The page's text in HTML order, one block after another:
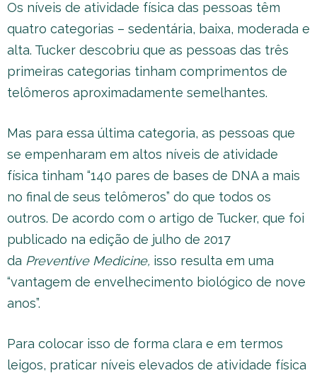
Os níveis de atividade física das pessoas têm
quatro categorias – sedentária, baixa, moderada e
alta. Tucker descobriu que as pessoas das três
primeiras categorias tinham comprimentos de
telômeros aproximadamente semelhantes.
Mas para essa última categoria, as pessoas que
se empenharam em altos níveis de atividade
física tinham “140 pares de bases de DNA a mais
no final de seus telômeros” do que todos os
outros. De acordo com o artigo de Tucker, que foi
publicado na edição de julho de 2017
da Preventive Medicine, isso resulta em uma
“vantagem de envelhecimento biológico de nove
anos”.
Para colocar isso de forma clara e em termos
leigos, praticar níveis elevados de atividade física